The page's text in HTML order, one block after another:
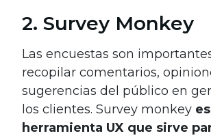
2. Survey Monkey
Las encuestas son
recopilar comentarios,
sugerencias del público en
los clientes. Survey monkey
herramienta UX que sirve